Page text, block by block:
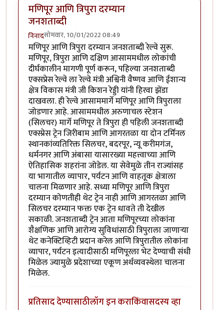
मणिपूर आणि त्रिपुरा दरम्यान
जनशताब्दी
निनादसोमवार, 10/01/2022 08:49
मणिपूर आणि त्रिपुरा दरम्यान जनशताब्दी रेल्वे सुरू.
मणिपूर, त्रिपुरा आणि दक्षिण आसाममधील लोकांची
दीर्घकालीन मागणी पूर्ण करून, पहिल्या जनशताब्दी
एक्सप्रेस रेल्वे ला रेल्वे मंत्री अश्विनी वैष्णव आणि ईशान्य
क्षेत्र विकास मंत्री जी किशन रेड्डी यांनी हिरवा झेंडा
दाखवला. ही रेल्वे आसाममार्गे मणिपूर आणि त्रिपुराला
जोडणार आहे. आसाममधील अरुणाचल स्टेशन
(सिलचर) मार्गे मणिपूर ते त्रिपुरा ही पहिली जनशताब्दी
एक्स्प्रेस ट्रेन जिरीबाम आणि आगरतळा या दोन टर्मिनल
स्थानकांव्यतिरिक्त सिलचर, बदरपूर, न्यू करीमगंज,
धर्मनगर आणि अंबासा यासारख्या महत्त्वाच्या आणि
ऐतिहासिक शहरांना जोडेल. या सेवेमुळे तीन राज्यांसह
या भागातील व्यापार, पर्यटन आणि वाहतूक क्षेत्राला
चालना मिळणार आहे. सध्या मणिपूर आणि त्रिपुरा
दरम्यान कोणतीही थेट ट्रेन नाही आणि आगरतळा आणि
सिलचर दरम्यान फक्त एक ट्रेन धावते ती देखील
सकाळी. जनशताब्दी ट्रेन आता मणिपूरच्या लोकांना
शैक्षणिक आणि आरोग्य सुविधांसाठी त्रिपुराला जाणाऱ्या
थेट कनेक्टिव्हिटी प्रदान करेल आणि त्रिपुरातील लोकांना
व्यापार, पर्यटन इत्यादीसाठी मणिपूरला भेट देण्याची संधी
मिळेल ज्यामुळे प्रदेशाच्या एकूण अर्थव्यवस्थेला चालना
मिळेल.
प्रतिसाद देण्यासाठीलॉग इन कराकिंवासदस्य व्हा